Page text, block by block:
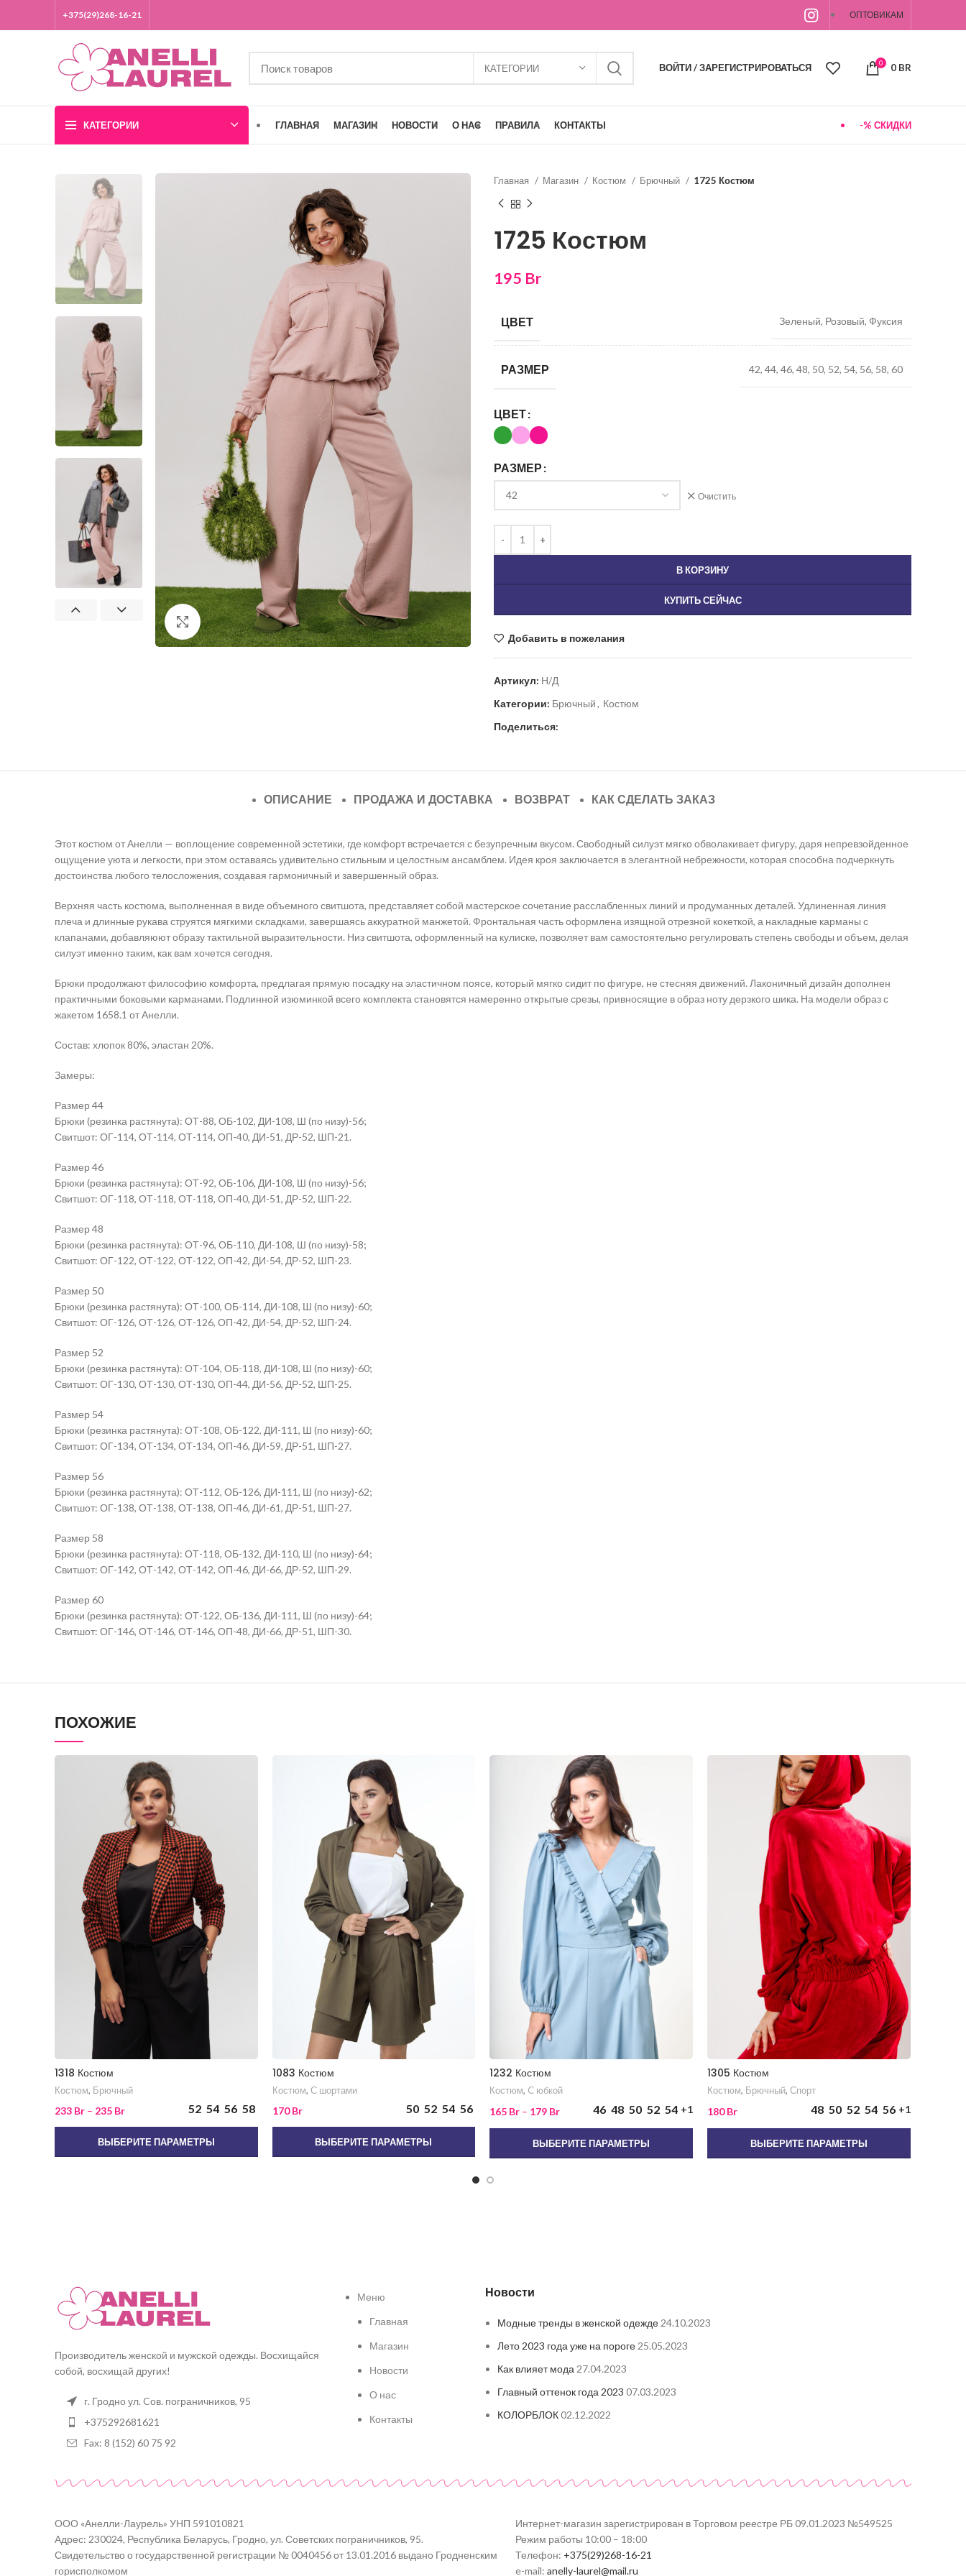
+375(29)268-16-21 ОПТОВИКАМ
КАТЕГОРИИ ВОЙТИ / ЗАРЕГИСТРИРОВАТЬСЯ 0 0 BR
КАТЕГОРИИ ГЛАВНАЯ МАГАЗИН НОВОСТИ О НАС ПРАВИЛА КОНТАКТЫ -% СКИДКИ
Нажмите, чтобы увеличить изображение
Главная Магазин Костюм Брючный 1725 Костюм
1725 Костюм
195 Br
ЦВЕТ Зеленый, Розовый, Фуксия
РАЗМЕР 42, 44, 46, 48, 50, 52, 54, 56, 58, 60
ЦВЕТ
РАЗМЕР
Очистить
В КОРЗИНУ
КУПИТЬ СЕЙЧАС
Добавить в пожелания
Артикул: Н/Д
Категории: Брючный, Костюм
Поделиться:
ОПИСАНИЕ ПРОДАЖА И ДОСТАВКА ВОЗВРАТ КАК СДЕЛАТЬ ЗАКАЗ
Этот костюм от Анелли — воплощение современной эстетики, где комфорт встречается с безупречным вкусом. Свободный силуэт мягко обволакивает фигуру, даря непревзойденное
ощущение уюта и легкости, при этом оставаясь удивительно стильным и целостным ансамблем. Идея кроя заключается в элегантной небрежности, которая способна подчеркнуть
достоинства любого телосложения, создавая гармоничный и завершенный образ.
Верхняя часть костюма, выполненная в виде объемного свитшота, представляет собой мастерское сочетание расслабленных линий и продуманных деталей. Удлиненная линия
плеча и длинные рукава струятся мягкими складками, завершаясь аккуратной манжетой. Фронтальная часть оформлена изящной отрезной кокеткой, а накладные карманы с
клапанами, добавляюют образу тактильной выразительности. Низ свитшота, оформленный на кулиске, позволяет вам самостоятельно регулировать степень свободы и объем, делая
силуэт именно таким, как вам хочется сегодня.
Брюки продолжают философию комфорта, предлагая прямую посадку на эластичном поясе, который мягко сидит по фигуре, не стесняя движений. Лаконичный дизайн дополнен
практичными боковыми карманами. Подлинной изюминкой всего комплекта становятся намеренно открытые срезы, привносящие в образ ноту дерзкого шика. На модели образ с
жакетом 1658.1 от Анелли.
Состав: хлопок 80%, эластан 20%.
Замеры:
Размер 44
Брюки (резинка растянута): ОТ-88, ОБ-102, ДИ-108, Ш (по низу)-56;
Свитшот: ОГ-114, ОТ-114, ОТ-114, ОП-40, ДИ-51, ДР-52, ШП-21.
Размер 46
Брюки (резинка растянута): ОТ-92, ОБ-106, ДИ-108, Ш (по низу)-56;
Свитшот: ОГ-118, ОТ-118, ОТ-118, ОП-40, ДИ-51, ДР-52, ШП-22.
Размер 48
Брюки (резинка растянута): ОТ-96, ОБ-110, ДИ-108, Ш (по низу)-58;
Свитшот: ОГ-122, ОТ-122, ОТ-122, ОП-42, ДИ-54, ДР-52, ШП-23.
Размер 50
Брюки (резинка растянута): ОТ-100, ОБ-114, ДИ-108, Ш (по низу)-60;
Свитшот: ОГ-126, ОТ-126, ОТ-126, ОП-42, ДИ-54, ДР-52, ШП-24.
Размер 52
Брюки (резинка растянута): ОТ-104, ОБ-118, ДИ-108, Ш (по низу)-60;
Свитшот: ОГ-130, ОТ-130, ОТ-130, ОП-44, ДИ-56, ДР-52, ШП-25.
Размер 54
Брюки (резинка растянута): ОТ-108, ОБ-122, ДИ-111, Ш (по низу)-60;
Свитшот: ОГ-134, ОТ-134, ОТ-134, ОП-46, ДИ-59, ДР-51, ШП-27.
Размер 56
Брюки (резинка растянута): ОТ-112, ОБ-126, ДИ-111, Ш (по низу)-62;
Свитшот: ОГ-138, ОТ-138, ОТ-138, ОП-46, ДИ-61, ДР-51, ШП-27.
Размер 58
Брюки (резинка растянута): ОТ-118, ОБ-132, ДИ-110, Ш (по низу)-64;
Свитшот: ОГ-142, ОТ-142, ОТ-142, ОП-46, ДИ-66, ДР-52, ШП-29.
Размер 60
Брюки (резинка растянута): ОТ-122, ОБ-136, ДИ-111, Ш (по низу)-64;
Свитшот: ОГ-146, ОТ-146, ОТ-146, ОП-48, ДИ-66, ДР-51, ШП-30.
ПОХОЖИЕ
1318 Костюм
Костюм, Брючный
233 Br – 235 Br 52 54 56 58
ВЫБЕРИТЕ ПАРАМЕТРЫ
1083 Костюм
Костюм, С шортами
170Br 50 52 54 56
ВЫБЕРИТЕ ПАРАМЕТРЫ
1232 Костюм
Костюм, C юбкой
165 Br – 179 Br 46 48 50 52 54 +1
ВЫБЕРИТЕ ПАРАМЕТРЫ
1305 Костюм
Костюм, Брючный, Спорт
180Br 48 50 52 54 56 +1
ВЫБЕРИТЕ ПАРАМЕТРЫ
Производитель женской и мужской одежды. Восхищайся
собой, восхищай других!
г. Гродно ул. Cов. пограничников, 95
+375292681621
Fax: 8 (152) 60 75 92
Меню
Главная
Магазин
Новости
О нас
Контакты
Новости
Модные тренды в женской одежде 24.10.2023
Лето 2023 года уже на пороге 25.05.2023
Как влияет мода 27.04.2023
Главный оттенок года 2023 07.03.2023
КОЛОРБЛОК 02.12.2022
ООО «Анелли-Лаурель» УНП 591010821
Адрес: 230024, Республика Беларусь, Гродно, ул. Советских пограничников, 95.
Свидетельство о государственной регистрации № 0040456 от 13.01.2016 выдано Гродненским
горисполкомом
Интернет-магазин зарегистрирован в Торговом реестре РБ 09.01.2023 №549525
Режим работы 10:00 – 18:00
Телефон: +375(29)268-16-21
e-mail: anelly-laurel@mail.ru